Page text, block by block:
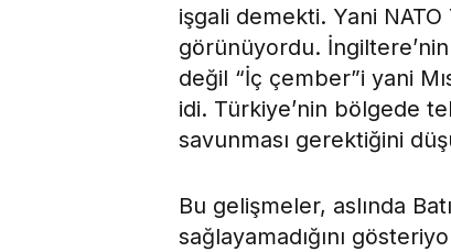
işgali demekti. Yani
görünüyordu.
değil “İç çember”i yani
idi. Türkiye’nin bölgede
savunması gerektiğini
Bu gelişmeler, aslında
sağlayamadığını